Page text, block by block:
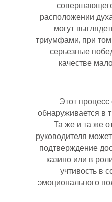
расположении
могут
триумфами, при
серьезные
качестве
Этот
обнаруживается в
Та же и та же
руководителя
подтверждение
казино или в
учтивость в
эмоционального